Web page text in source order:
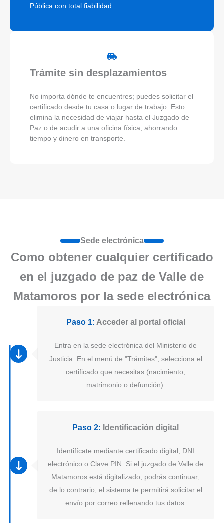
Pública con total fiabilidad.
Trámite sin desplazamientos
No importa dónde te encuentres; puedes solicitar el
certificado desde tu casa o lugar de trabajo. Esto
elimina la necesidad de viajar hasta el Juzgado de
Paz o de acudir a una oficina física, ahorrando
tiempo y dinero en transporte.
Sede electrónica
Como obtener cualquier certificado
en el juzgado de paz de Valle de
Matamoros por la sede electrónica
Paso 1: Acceder al portal oficial
Entra en la sede electrónica del Ministerio de
Justicia. En el menú de "Trámites", selecciona el
certificado que necesitas (nacimiento,
matrimonio o defunción).
Paso 2: Identificación digital
Identifícate mediante certificado digital, DNI
electrónico o Clave PIN. Si el juzgado de Valle de
Matamoros está digitalizado, podrás continuar;
de lo contrario, el sistema te permitirá solicitar el
envío por correo rellenando tus datos.